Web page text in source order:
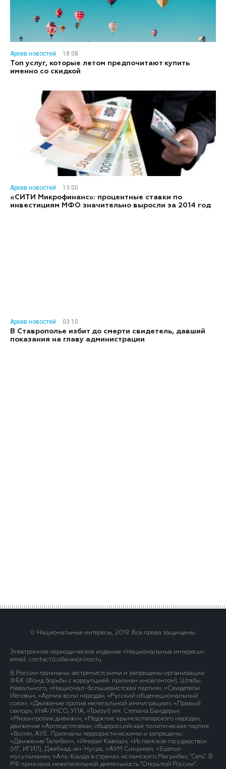
Архив новостей
18:08
Топ услуг, которые летом предпочитают купить
именно со скидкой
Архив новостей
13:00
«СИТИ Микрофинанс»: процентные ставки по
инвестициям МФО значительно выросли за 2014 год
Архив новостей
03:10
В Ставрополье избит до смерти свидетель, давший
показания на главу администрации
© Национальные интересы, 2019. Все права защищены.
Электронное периодическое издание «Национальные интересы» .
email: contact(сoбaчка)niros.ru
В России признаны экстремистскими и запрещены организации
ФБК (Фонд борьбы с коррупцией, признан иноагентом), Штабы
Навального, «Национал-большевистская партия», «Свидетели
Иеговы», «Армия воли народа», «Русский общенациональный
союз», «Движение против нелегальной иммиграции», «Правый
сектор», УНА-УНСО, УПА, «Тризуб им. Степана Бандеры»,
«Мизантропик дивижн», «Меджлис крымскотатарского народа»,
движение «Артподготовка», общероссийская политическая партия
«Воля», АУЕ. Признаны террористическими и запрещены:
«Движение Талибан», «Имарат Кавказ», «Исламское государство»
(ИГ, ИГИЛ), Джебхад-ан-Нусра, «АУМ Синрике», «Братья-
мусульмане», «Аль-Каида в странах исламского Магриба», "Сеть". В
РФ признана нежелательной деятельность "Открытой России".